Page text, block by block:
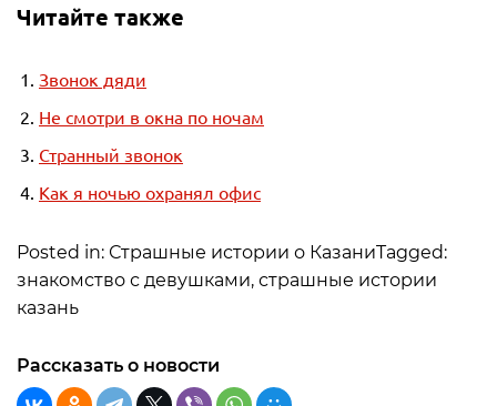
Читайте также
Звонок дяди
Не смотри в окна по ночам
Странный звонок
Как я ночью охранял офис
Posted in: Страшные истории о КазаниTagged:
знакомство с девушками, страшные истории
казань
Рассказать о новости